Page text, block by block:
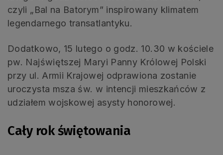
czyli „Bal na Batorym” inspirowany klimatem
legendarnego transatlantyku.
Dodatkowo, 15 lutego o godz. 10.30 w kościele
pw. Najświętszej Maryi Panny Królowej Polski
przy ul. Armii Krajowej odprawiona zostanie
uroczysta msza św. w intencji mieszkańców z
udziałem wojskowej asysty honorowej.
Cały rok świętowania